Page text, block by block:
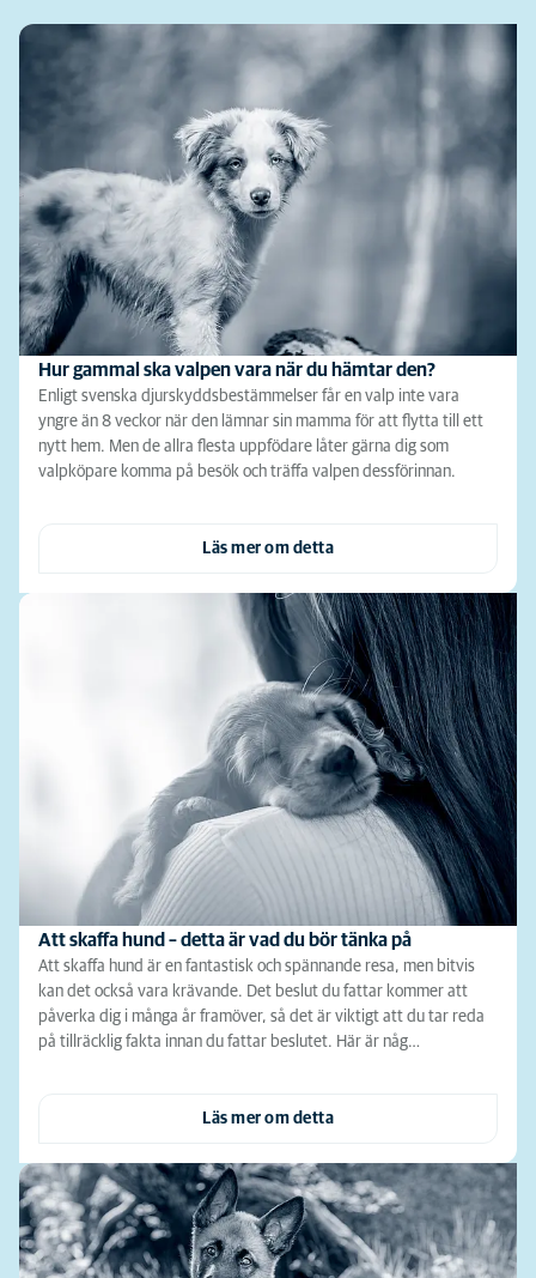
Hur gammal ska valpen vara när du hämtar den?
Enligt svenska djurskyddsbestämmelser får en valp inte vara
yngre än 8 veckor när den lämnar sin mamma för att flytta till ett
nytt hem. Men de allra flesta uppfödare låter gärna dig som
valpköpare komma på besök och träffa valpen dessförinnan.
Läs mer om detta
Att skaffa hund – detta är vad du bör tänka på
Att skaffa hund är en fantastisk och spännande resa, men bitvis
kan det också vara krävande. Det beslut du fattar kommer att
påverka dig i många år framöver, så det är viktigt att du tar reda
på tillräcklig fakta innan du fattar beslutet. Här är någ…
Läs mer om detta